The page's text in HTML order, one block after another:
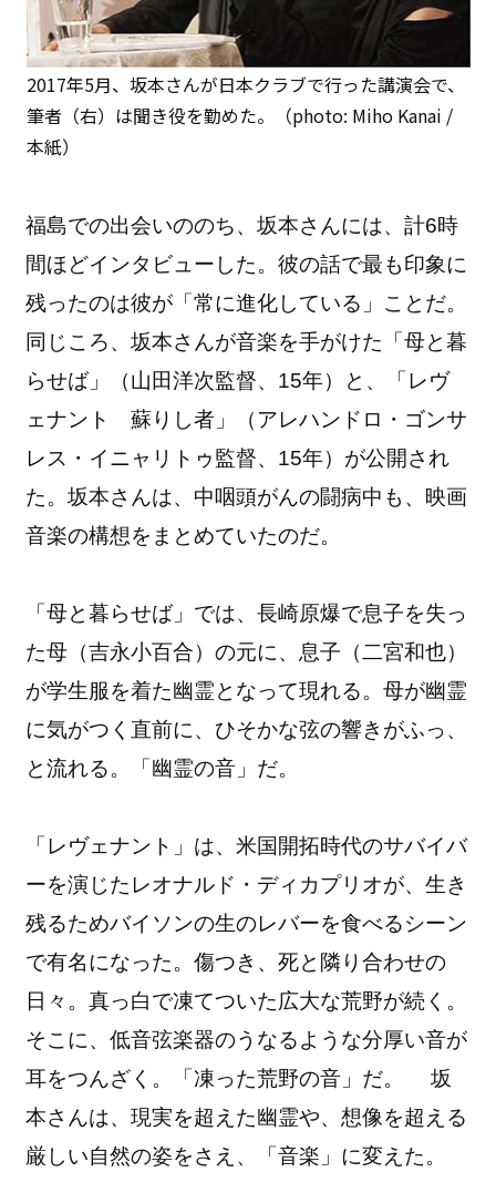
2017年5月、坂本さんが日本クラブで行った講演会で、
筆者（右）は聞き役を勤めた。（photo: Miho Kanai /
本紙）
福島での出会いののち、坂本さんには、計6時
間ほどインタビューした。彼の話で最も印象に
残ったのは彼が「常に進化している」ことだ。
同じころ、坂本さんが音楽を手がけた「母と暮
らせば」（山田洋次監督、15年）と、「レヴ
ェナント 蘇りし者」（アレハンドロ・ゴンサ
レス・イニャリトゥ監督、15年）が公開され
た。坂本さんは、中咽頭がんの闘病中も、映画
音楽の構想をまとめていたのだ。
「母と暮らせば」では、長崎原爆で息子を失っ
た母（吉永小百合）の元に、息子（二宮和也）
が学生服を着た幽霊となって現れる。母が幽霊
に気がつく直前に、ひそかな弦の響きがふっ、
と流れる。「幽霊の音」だ。
「レヴェナント」は、米国開拓時代のサバイバ
ーを演じたレオナルド・ディカプリオが、生き
残るためバイソンの生のレバーを食べるシーン
で有名になった。傷つき、死と隣り合わせの
日々。真っ白で凍てついた広大な荒野が続く。
そこに、低音弦楽器のうなるような分厚い音が
耳をつんざく。「凍った荒野の音」だ。 坂
本さんは、現実を超えた幽霊や、想像を超える
厳しい自然の姿をさえ、「音楽」に変えた。